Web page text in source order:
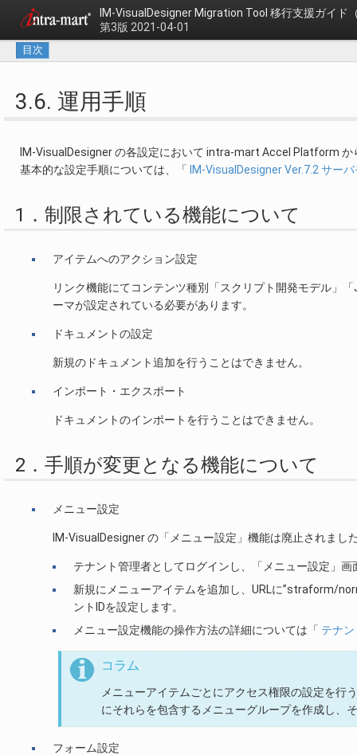
IM-VisualDesigner Migration Tool 移行支援ガイド
第3版 2021-04-01
目次
3.6. 運用手順
IM-VisualDesigner の各設定において intra-mart Accel Platform
基本的な設定手順については、「
IM-VisualDesigner Ver.7.2 サー
1．制限されている機能について
アイテムへのアクション設定
リンク機能にてコンテンツ種別「スクリプト開発モデル」
ーマが設定されている必要があります。
ドキュメントの設定
新規のドキュメント追加を行うことはできません。
インポート・エクスポート
ドキュメントのインポートを行うことはできません。
2．手順が変更となる機能について
メニュー設定
IM-VisualDesigner の「メニュー設定」機能は廃止されま
テナント管理者としてログインし、「メニュー設定」
新規にメニューアイテムを追加し、URLに”straform/
ントIDを設定します。
メニュー設定機能の操作方法の詳細については「 テナ
コラム
メニューアイテムごとにアクセス権限の設定を行
にそれらを包含するメニューグループを作成し、
フォーム設定